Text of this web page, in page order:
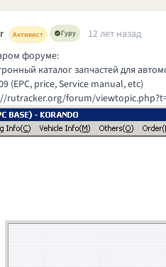
Активист Гуру
12 лет назад
форуме:
каталог запчастей для
(EPC, price, Service manual, etc)
rutracker.org/forum/